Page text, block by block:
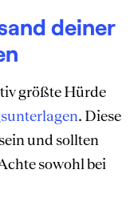
deiner
größte Hürde
. Diese
und sollten
sowohl bei